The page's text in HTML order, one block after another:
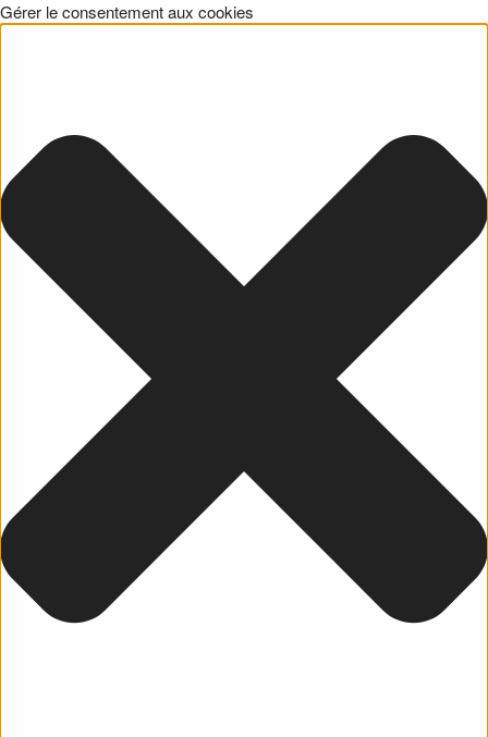
Gérer le consentement aux cookies